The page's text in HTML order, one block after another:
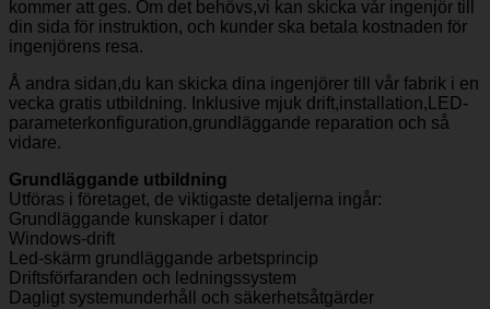
kommer att ges. Om det behövs,vi kan skicka vår ingenjör till
din sida för instruktion, och kunder ska betala kostnaden för
ingenjörens resa.
Å andra sidan,du kan skicka dina ingenjörer till vår fabrik i en
vecka gratis utbildning. Inklusive mjuk drift,installation,LED-
parameterkonfiguration,grundläggande reparation och så
vidare.
Grundläggande utbildning
Utföras i företaget, de viktigaste detaljerna ingår:
Grundläggande kunskaper i dator
Windows-drift
Led-skärm grundläggande arbetsprincip
Driftsförfaranden och ledningssystem
Dagligt systemunderhåll och säkerhetsåtgärder